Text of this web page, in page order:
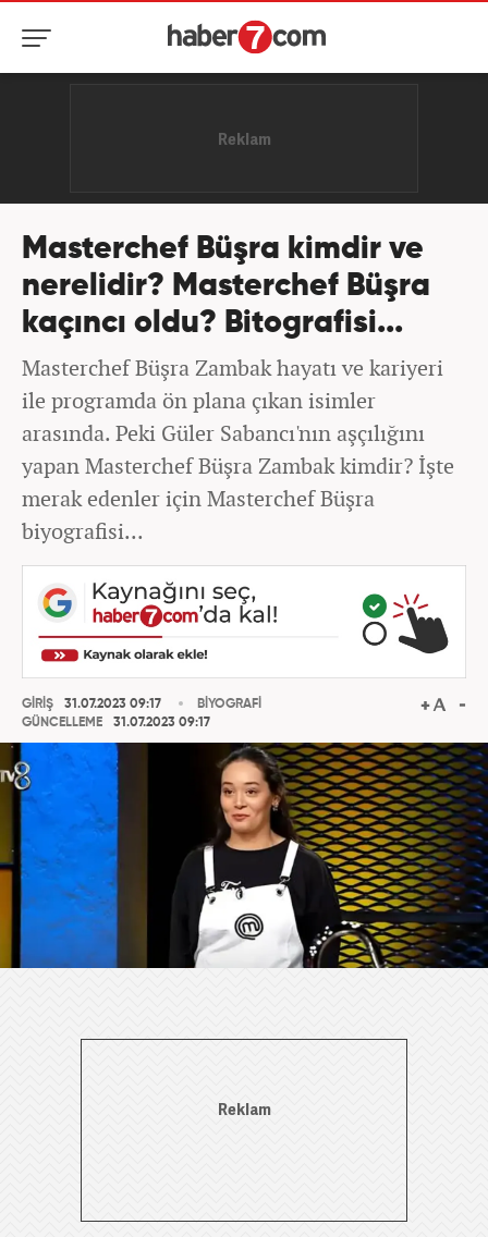
Masterchef Büşra kimdir ve
nerelidir? Masterchef Büşra
kaçıncı oldu? Bitografisi...
Masterchef Büşra Zambak hayatı ve kariyeri
ile programda ön plana çıkan isimler
arasında. Peki Güler Sabancı'nın aşçılığını
yapan Masterchef Büşra Zambak kimdir? İşte
merak edenler için Masterchef Büşra
biyografisi...
GİRİŞ
31.07.2023 09:17
GÜNCELLEME
31.07.2023 09:17
BİYOGRAFİ